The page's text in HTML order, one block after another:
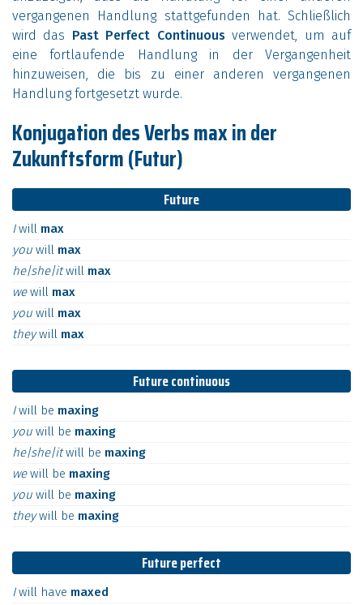
vergangenen Handlung stattgefunden hat. Schließlich
wird das Past Perfect Continuousverwendet, um auf
eine fortlaufende Handlung in der Vergangenheit
hinzuweisen, die bis zu einer anderen vergangenen
Handlung fortgesetzt wurde.
Konjugation des Verbs max in der
Zukunftsform (Futur)
Future
Iwill max
you will max
he|she|itwill max
wewill max
you will max
theywill max
Future continuous
Iwill be maxing
you will be maxing
he|she|itwill be maxing
wewill be maxing
you will be maxing
theywill be maxing
Future perfect
Iwill have maxed